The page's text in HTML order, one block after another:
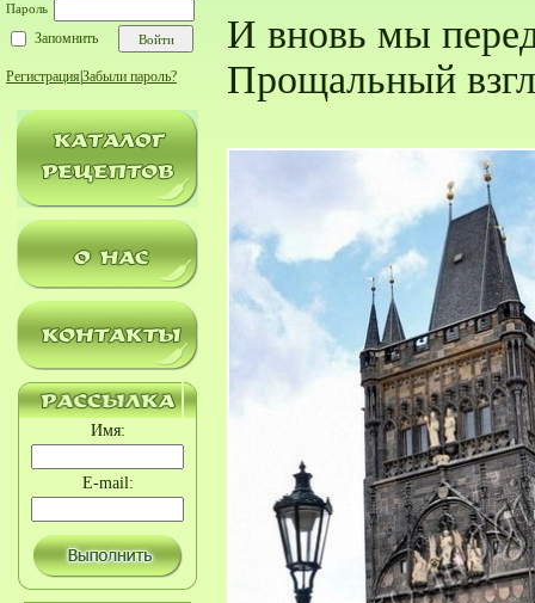
Пароль
Запомнить
Регистрация Забыли пароль?
Имя:
E-mail:
И вновь мы
Прощальный